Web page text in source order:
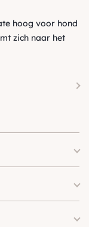
hoog voor hond
zich naar het